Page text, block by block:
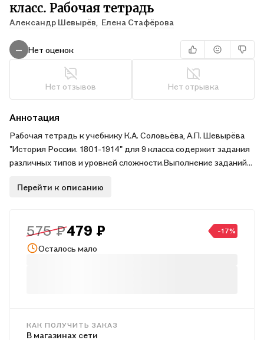
класс. Рабочая тетрадь
Александр Шевырёв, Елена Стафёрова
— Нет оценок
Нет отзывов Нет отрывка
Аннотация
Рабочая тетрадь к учебнику К.А. Соловьёва, А.П. Шевырёва
"История России. 1801-1914" для 9 класса содержит задания
различных типов и уровней сложности.Выполнение заданий
самостоятельную работу учащихся на уроке и дома, будет
поможет осуществить контроль усвоения знаний на всех
этапах учебного процесса.
Перейти к описанию
575 ₽479 ₽ -17%
Осталось мало
КАК ПОЛУЧИТЬ ЗАКАЗ
В магазинах сети